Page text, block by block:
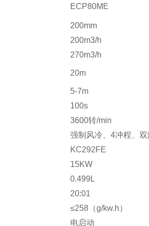
ECP80ME
200mm
200m3/h
270m3/h
20m
5-7m
100s
3600转/min
强制风冷、4冲程、双
KC292FE
15KW
0.499L
20:01
≤258（g/kw.h）
电启动